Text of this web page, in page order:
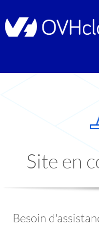
Site en
Besoin